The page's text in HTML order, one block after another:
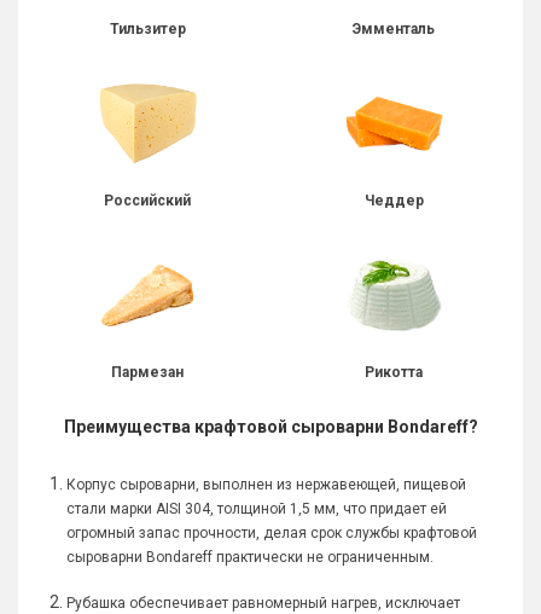
Тильзитер Эмменталь
Российский Чеддер
Пармезан Рикотта
Преимущества крафтовой сыроварни Bondareff?
Корпус сыроварни, выполнен из нержавеющей, пищевой
стали марки AISI 304, толщиной 1,5 мм, что придает ей
огромный запас прочности, делая срок службы крафтовой
сыроварни Bondareff практически не ограниченным.
Рубашка обеспечивает равномерный нагрев, исключает